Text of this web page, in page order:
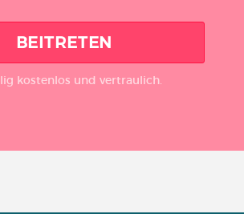
BEITRETEN
kostenlos und vertraulich.